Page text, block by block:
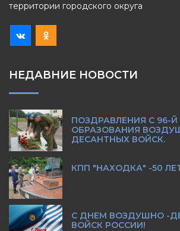
территории городского округа
НЕДАВНИЕ НОВОСТИ
ПОЗДРАВЛЕНИЯ С 96-
ОБРАЗОВАНИЯ
ДЕСАНТНЫХ ВОЙСК.
КПП "НАХОДКА" -50
С ДНЕМ ВОЗДУШНО -
ВОЙСК РОССИИ!